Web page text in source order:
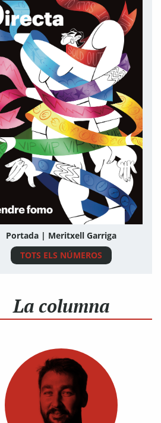
Portada | Meritxell Garriga
TOTS ELS NÚMEROS
La columna